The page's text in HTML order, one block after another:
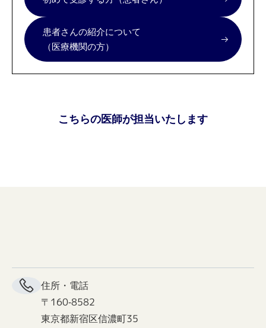
患者さんの紹介について
（医療機関の方）
こちらの医師が担当いたします
住所・電話
〒160-8582
東京都新宿区信濃町35